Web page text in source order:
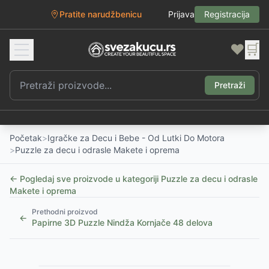
Pratite narudžbenicu Prijava Registracija
❤️ 🛒
Pretraži
Početak>Igračke za Decu i Bebe - Od Lutki Do Motora
>Puzzle za decu i odrasle Makete i oprema
← Pogledaj sve proizvode u kategoriji Puzzle za decu i odrasle
Makete i oprema
←
Prethodni proizvod
Papirne 3D Puzzle Nindža Kornjače 48 delova